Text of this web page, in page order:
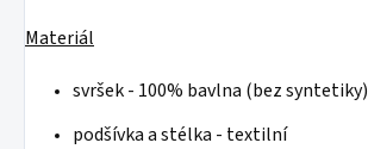
Materiál
svršek - 100% bavlna (bez syntetiky)
podšívka a stélka - textilní